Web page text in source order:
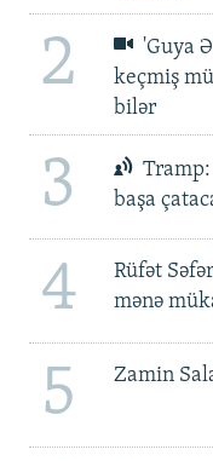
2
'Guya
keçmiş
bilər
3
başa
4
Rüfət
mənə
5 Zamin